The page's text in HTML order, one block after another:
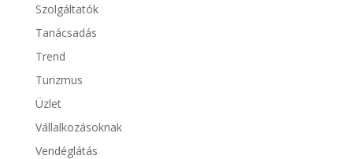
Szolgáltatók
Tanácsadás
Trend
Turizmus
Üzlet
Vállalkozásoknak
Vendéglátás